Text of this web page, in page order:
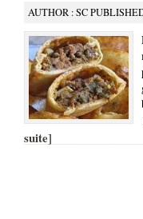
AUTHOR : SC
suite]